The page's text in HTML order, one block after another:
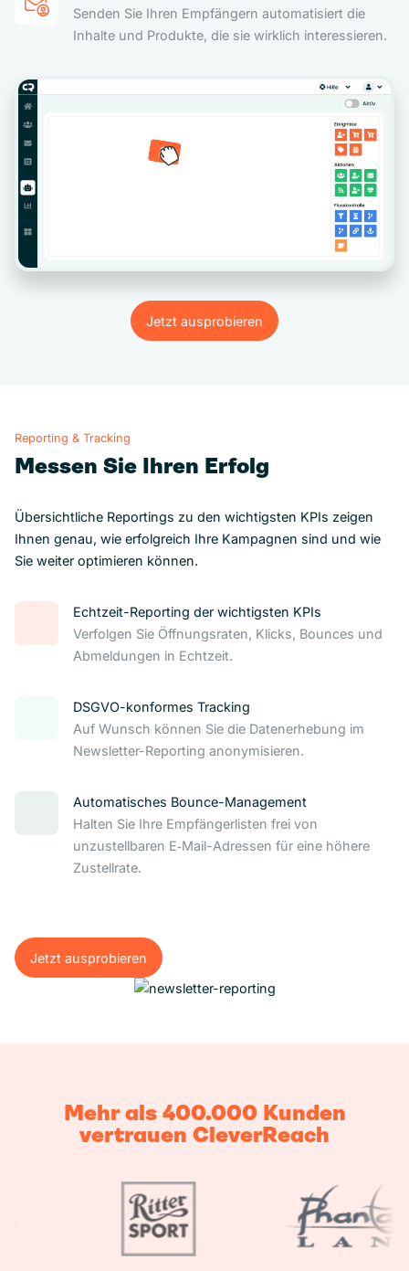
Senden Sie Ihren Empfängern automatisiert die
Inhalte und Produkte, die sie wirklich interessieren.
Jetzt ausprobieren
Jetzt ausprobieren
Reporting & Tracking
Messen Sie Ihren Erfolg
Übersichtliche Reportings zu den wichtigsten KPIs zeigen
Ihnen genau, wie erfolgreich Ihre Kampagnen sind und wie
Sie weiter optimieren können.
Echtzeit-Reporting der wichtigsten KPIs
Verfolgen Sie Öffnungsraten, Klicks, Bounces und
Abmeldungen in Echtzeit.
DSGVO-konformes Tracking
Auf Wunsch können Sie die Datenerhebung im
Newsletter-Reporting anonymisieren.
Automatisches Bounce-Management
Halten Sie Ihre Empfängerlisten frei von
unzustellbaren E‑Mail-Adressen für eine höhere
Zustellrate.
Jetzt ausprobieren
Jetzt ausprobieren
Mehr als 400.000 Kunden
vertrauen CleverReach